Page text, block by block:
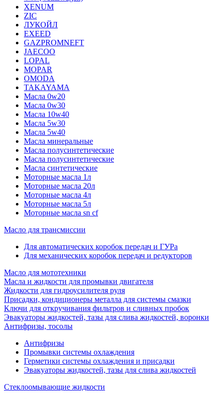
XENUM
ZIC
ЛУКОЙЛ
EXEED
GAZPROMNEFT
JAECOO
LOPAL
MOPAR
OMODA
TAKAYAMA
Масла 0w20
Масла 0w30
Масла 10w40
Масла 5w30
Масла 5w40
Масла минеральные
Масла полусинтетические
Масла полусинтетические
Масла синтетические
Моторные масла 1л
Моторные масла 20л
Моторные масла 4л
Моторные масла 5л
Моторные масла sn cf
Масло для трансмиссии
Для автоматических коробок передач и ГУРа
Для механических коробок передач и редукторов
Масло для мототехники
Масла и жидкости для промывки двигателя
Жидкости для гидроусилителя руля
Присадки, кондиционеры металла для системы смазки
Ключи для откручивания фильтров и сливных пробок
Эвакуаторы жидкостей, тазы для слива жидкостей, воронки
Антифризы, тосолы
Антифризы
Промывки системы охлаждения
Герметики системы охлаждения и присадки
Эвакуаторы жидкостей, тазы для слива жидкостей
Стеклоомывающие жидкости